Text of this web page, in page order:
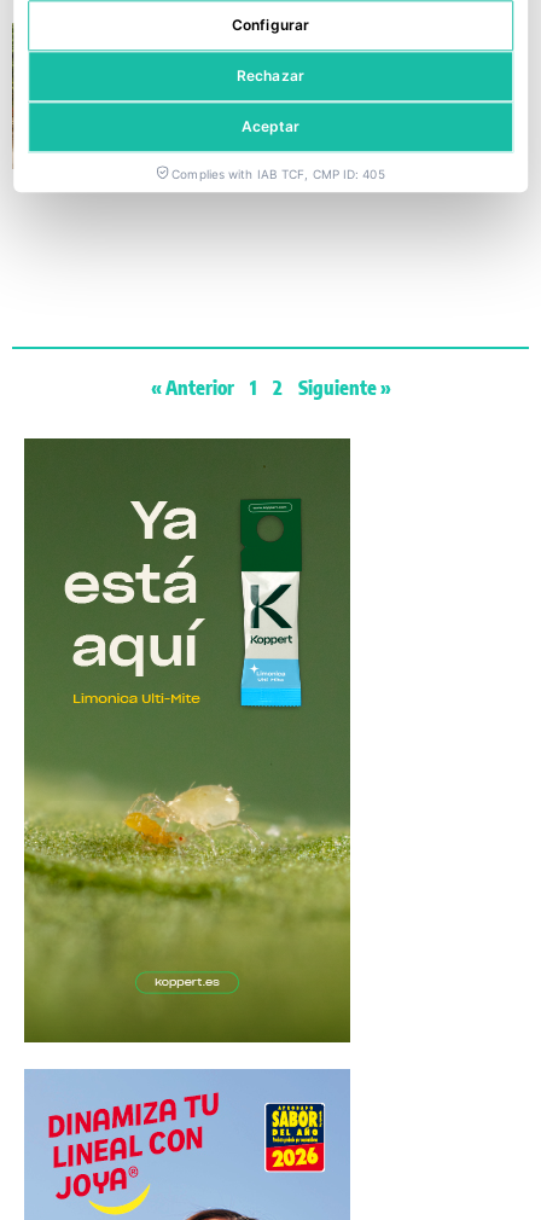
Cuenta atrás para la
inauguración de la XVI
Expolevante-Níjar
« Anterior 1 2 Siguiente »
Configurar
Rechazar
Aceptar
Complies with IAB TCF, CMP ID: 405